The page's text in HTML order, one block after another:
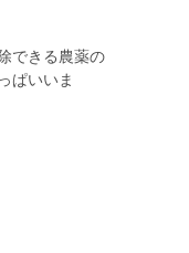
できる農薬の
ぱいいま